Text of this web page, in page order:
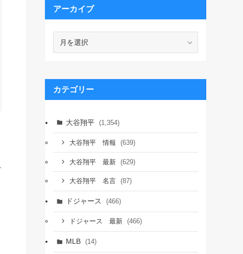
アーカイブ
ブ
カテゴリー
大谷翔平 (1,354)
大谷翔平 情報 (639)
大谷翔平 最新 (629)
大谷翔平 名言 (87)
ドジャース (466)
ドジャース 最新 (466)
MLB (14)